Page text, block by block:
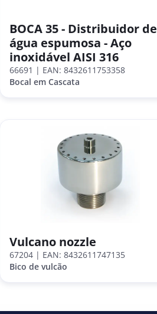
BOCA 35 - Distribuidor de
água espumosa - Aço
inoxidável AISI 316
66691 | EAN: 8432611753358
Bocal em Cascata
Vulcano nozzle
67204 | EAN: 8432611747135
Bico de vulcão